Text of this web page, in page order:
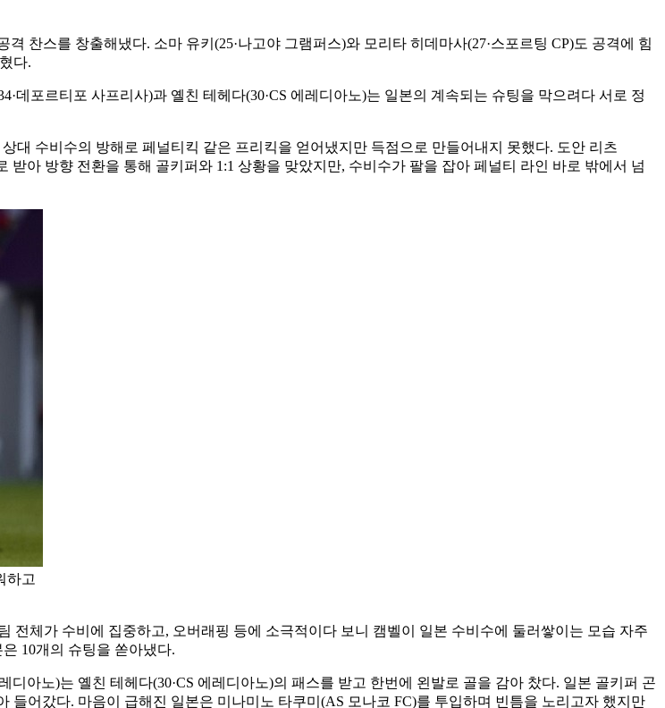
찬스를 창출해냈다. 소마 유키(25·나고야 그램퍼스)와 모리타 히데마사(27·스포르팅 CP)도 공격에 힘
다.
포르티포 사프리사)과 옐친 테헤다(30·CS 에레디아노)는 일본의 계속되는 슈팅을 막으려다 서로 정
대 수비수의 방해로 페널티킥 같은 프리킥을 얻어냈지만 득점으로 만들어내지 못했다. 도안 리츠
받아 방향 전환을 통해 골키퍼와 1:1 상황을 맞았지만, 수비수가 팔을 잡아 페널티 라인 바로 밖에서 넘
하고
전체가 수비에 집중하고, 오버래핑 등에 소극적이다 보니 캠벨이 일본 수비수에 둘러쌓이는 모습 자주
10개의 슈팅을 쏟아냈다.
아노)는 옐친 테헤다(30·CS 에레디아노)의 패스를 받고 한번에 왼발로 골을 감아 찼다. 일본 골키퍼 곤
들어갔다. 마음이 급해진 일본은 미나미노 타쿠미(AS 모나코 FC)를 투입하며 빈틈을 노리고자 했지만